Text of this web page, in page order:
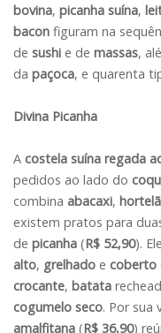
bovina, picanha suína,
bacon figuram na
de sushi e de massas,
da paçoca, e quarenta
Divina Picanha
A costela suína regada
pedidos ao lado do
combina abacaxi, hortelã
existem pratos para
de picanha (R$ 52,90).
alto, grelhado e coberto
crocante, batata
cogumelo seco. Por sua
amalfitana (R$ 36,90)